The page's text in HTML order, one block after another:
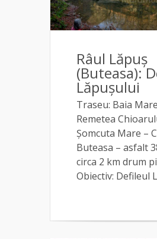
Râul Lăpuș
(Buteasa):
Lăpușului
Traseu: Baia
Remetea
Șomcuta Mare –
Buteasa – asfalt
circa 2 km drum
Obiectiv: Defileul